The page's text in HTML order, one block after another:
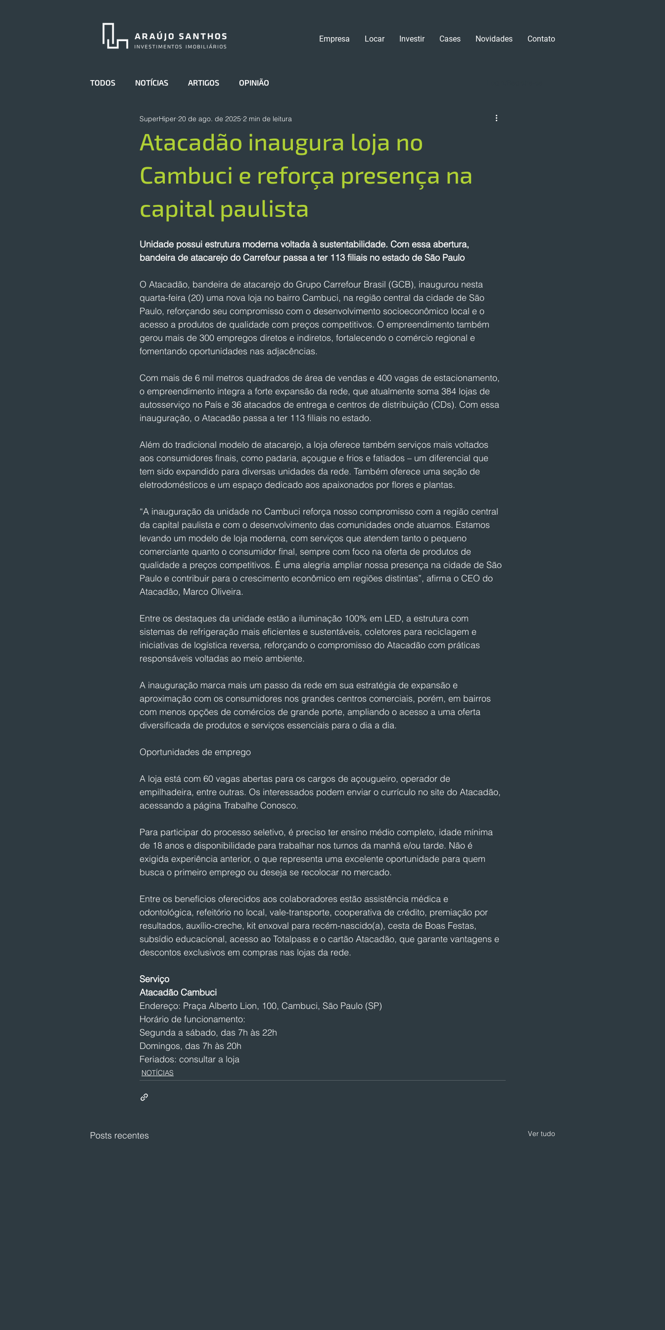
Empresa Locar Investir Cases Novidades Contato
TODOS NOTÍCIAS ARTIGOS OPINIÃO
Atacadão inaugura loja no
Cambuci e reforça presença na
capital paulista
SuperHiper 20 de ago. de 2025 2 min de leitura
Unidade possui estrutura moderna voltada à sustentabilidade. Com essa abertura,
bandeira de atacarejo do Carrefour passa a ter 113 filiais no estado de São Paulo
O Atacadão, bandeira de atacarejo do Grupo Carrefour Brasil (GCB), inaugurou nesta
quarta-feira (20) uma nova loja no bairro Cambuci, na região central da cidade de São
Paulo, reforçando seu compromisso com o desenvolvimento socioeconômico local e o
acesso a produtos de qualidade com preços competitivos. O empreendimento também
gerou mais de 300 empregos diretos e indiretos, fortalecendo o comércio regional e
fomentando oportunidades nas adjacências.
Com mais de 6 mil metros quadrados de área de vendas e 400 vagas de estacionamento,
o empreendimento integra a forte expansão da rede, que atualmente soma 384 lojas de
autosserviço no País e 36 atacados de entrega e centros de distribuição (CDs). Com essa
inauguração, o Atacadão passa a ter 113 filiais no estado.
Além do tradicional modelo de atacarejo, a loja oferece também serviços mais voltados
aos consumidores finais, como padaria, açougue e frios e fatiados – um diferencial que
tem sido expandido para diversas unidades da rede. Também oferece uma seção de
eletrodomésticos e um espaço dedicado aos apaixonados por flores e plantas.
“A inauguração da unidade no Cambuci reforça nosso compromisso com a região central
da capital paulista e com o desenvolvimento das comunidades onde atuamos. Estamos
levando um modelo de loja moderna, com serviços que atendem tanto o pequeno
comerciante quanto o consumidor final, sempre com foco na oferta de produtos de
qualidade a preços competitivos. É uma alegria ampliar nossa presença na cidade de São
Paulo e contribuir para o crescimento econômico em regiões distintas”, afirma o CEO do
Atacadão, Marco Oliveira.
Entre os destaques da unidade estão a iluminação 100% em LED, a estrutura com
sistemas de refrigeração mais eficientes e sustentáveis, coletores para reciclagem e
iniciativas de logística reversa, reforçando o compromisso do Atacadão com práticas
responsáveis voltadas ao meio ambiente.
A inauguração marca mais um passo da rede em sua estratégia de expansão e
aproximação com os consumidores nos grandes centros comerciais, porém, em bairros
com menos opções de comércios de grande porte, ampliando o acesso a uma oferta
diversificada de produtos e serviços essenciais para o dia a dia.
Oportunidades de emprego
A loja está com 60 vagas abertas para os cargos de açougueiro, operador de
empilhadeira, entre outras. Os interessados podem enviar o currículo no site do Atacadão,
acessando a página Trabalhe Conosco.
Para participar do processo seletivo, é preciso ter ensino médio completo, idade mínima
de 18 anos e disponibilidade para trabalhar nos turnos da manhã e/ou tarde. Não é
exigida experiência anterior, o que representa uma excelente oportunidade para quem
busca o primeiro emprego ou deseja se recolocar no mercado.
Entre os benefícios oferecidos aos colaboradores estão assistência médica e
odontológica, refeitório no local, vale-transporte, cooperativa de crédito, premiação por
resultados, auxílio-creche, kit enxoval para recém-nascido(a), cesta de Boas Festas,
subsídio educacional, acesso ao Totalpass e o cartão Atacadão, que garante vantagens e
descontos exclusivos em compras nas lojas da rede.
Serviço
Atacadão Cambuci
Endereço: Praça Alberto Lion, 100, Cambuci, São Paulo (SP)
Horário de funcionamento:
Segunda a sábado, das 7h às 22h
Domingos, das 7h às 20h
Feriados: consultar a loja
NOTÍCIAS
Posts recentes Ver tudo